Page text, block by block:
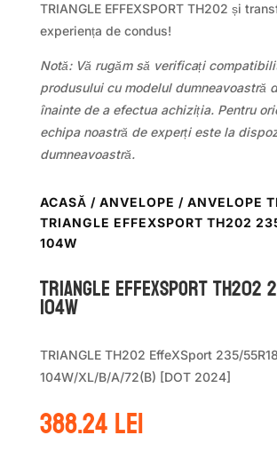
TRIANGLE EFFEXSPORT TH202 și
experiența de condus!
Notă: Vă rugăm să verificați
produsului cu modelul dumneavoastră
înainte de a efectua achiziția. Pentru
echipa noastră de experți este la
dumneavoastră.
ACASĂ / ANVELOPE / ANVELOPE
TRIANGLE EFFEXSPORT TH202
104W
TRIANGLE EFFEXSPORT TH202
104W
TRIANGLE TH202 EffeXSport 235/55R18
104W/XL/B/A/72(B) [DOT 2024]
388.24lei